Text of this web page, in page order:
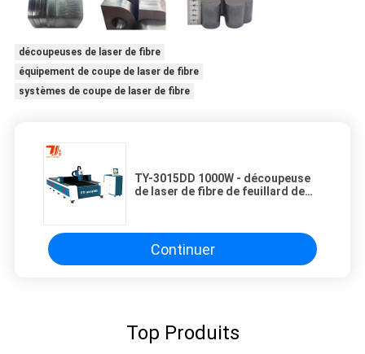
découpeuses de laser de fibre
équipement de coupe de laser de fibre
systèmes de coupe de laser de fibre
TY-3015DD 1000W - découpeuse
de laser de fibre de feuillard de
Continuer
Top Produits